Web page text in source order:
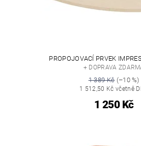
PROPOJOVACÍ PRVEK
+ DOPRAVA
1 389 Kč(–10 %)
1 512,50 Kč včetně
1 250 Kč